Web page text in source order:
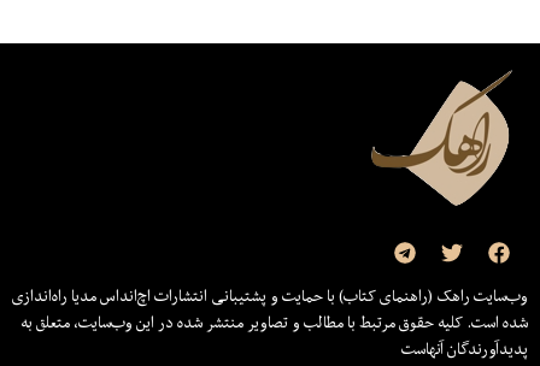
وب‌سایت راهک (راهنمای کتاب) با حمایت و پشتیبانی انتشارات اچ‌اند‌اس مدیا راه‌اندازی
شده است. کلیه حقوق مرتبط با مطالب و تصاویر منتشر شده در این وب‌سایت، متعلق به
پدیدآورندگان آنهاست